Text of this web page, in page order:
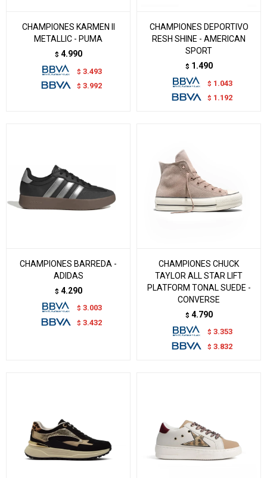
CHAMPIONES KARMEN II
METALLIC - PUMA
$ 4.990
$ 3.493
$ 3.992
CHAMPIONES DEPORTIVO
RESH SHINE - AMERICAN
SPORT
$ 1.490
$ 1.043
$ 1.192
CHAMPIONES BARREDA -
ADIDAS
$ 4.290
$ 3.003
$ 3.432
CHAMPIONES CHUCK
TAYLOR ALL STAR LIFT
PLATFORM TONAL SUEDE -
CONVERSE
$ 4.790
$ 3.353
$ 3.832